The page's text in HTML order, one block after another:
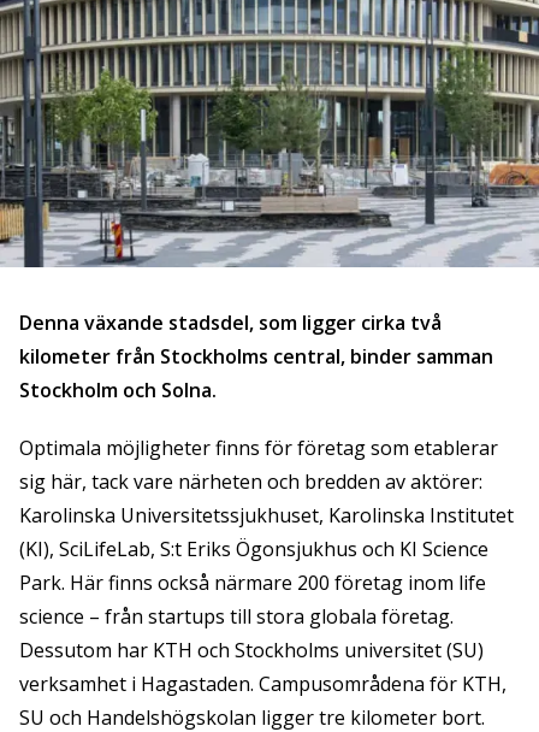
Denna växande stadsdel, som ligger cirka två
kilometer från Stockholms central, binder samman
Stockholm och Solna.
Optimala möjligheter finns för företag som etablerar
sig här, tack vare närheten och bredden av aktörer:
Karolinska Universitetssjukhuset, Karolinska Institutet
(KI), SciLifeLab, S:t Eriks Ögonsjukhus och KI Science
Park. Här finns också närmare 200 företag inom life
science – från startups till stora globala företag.
Dessutom har KTH och Stockholms universitet (SU)
verksamhet i Hagastaden. Campusområdena för KTH,
SU och Handelshögskolan ligger tre kilometer bort.